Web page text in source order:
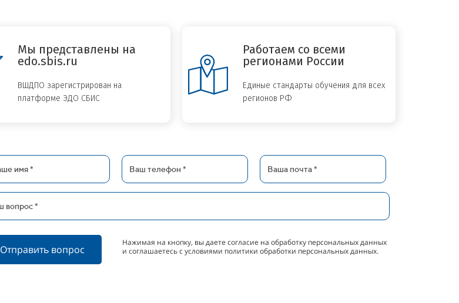
Мы представлены на
edo.sbis.ru
ВШДПО зарегистрирован на
платформе ЭДО СБИС
Работаем со всеми
регионами России
Единые стандарты обучения для всех
регионов РФ
Отправить вопрос
Нажимая на кнопку, вы даете согласие на обработку персональных данных
и соглашаетесь с условиями политики обработки персональных данных.